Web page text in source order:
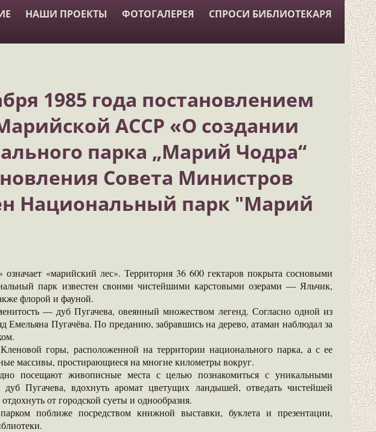
НАШИ ПРОЕКТЫ ФОТОГАЛЕРЕЯ СПРОСИ БИБЛИОТЕКАРЯ
1985 года постановлением
АССР «О создании
парка „Марий Чодра“
Совета Министров
Национальный парк "Марий
«марийский лес». Территория 36 600 гектаров покрыта сосновыми
парк известен своими чистейшими карстовыми озерами — Яльчик,
флорой и фауной.
— дуб Пугачева, овеянный множеством легенд. Согласно одной из
Емельяна Пугачёва. По преданию, забравшись на дерево, атаман наблюдал за
горы, расположенной на территории национального парка, а с ее
массивы, простирающиеся на многие километры вокруг.
посещают живописные места с целью познакомиться с уникальными
Пугачева, вдохнуть аромат цветущих ландышей, отведать чистейшей
от городской суеты и однообразия.
поближе посредством книжной выставки, буклета и презентации,